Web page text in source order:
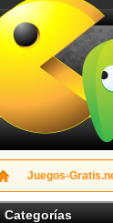
Juegos-
Categorías